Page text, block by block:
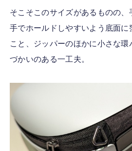
そこそこのサイズがあるものの
手でホールドしやすいよう底面に
こと、ジッパーのほかに小さな
づかいのある一工夫。